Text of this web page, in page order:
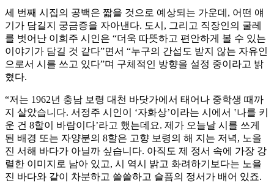
세 번째 시집의 공백은 짧을 것으로 예상되는 가운데, 어떤 얘
기가 담길지 궁금증을 자아낸다. 도시, 그리고 직장인의 굴레
를 벗어난 이희주 시인은 “더욱 따뜻하고 편안하게 볼 수 있는
이야기가 담길 것 같다”면서 “누구의 간섭도 받지 않는 자유인
으로서 시를 쓰고 있다”며 구체적인 방향을 설정 중이라고 밝
혔다.
“저는 1962년 충남 보령 대천 바닷가에서 태어나 중학생 때까
지 살았습니다. 서정주 시인이 ‘자화상’이라는 시에서 ‛나를 키
운 건 8할이 바람이다’라고 했는데요. 제가 오늘날 시를 쓰게
된 배경 또는 자양분의 8할은 고향 보령의 해 지는 저녁, 노을
진 서해 바다가 아닐까 싶습니다. 아직도 제 정서 속에 가장 강
렬한 이미지로 남아 있고, 시 역시 밝고 화려하기보다는 노을
진 바다와 같이 차분하고 쓸쓸하고 슬픔의 정서가 배어 있죠.